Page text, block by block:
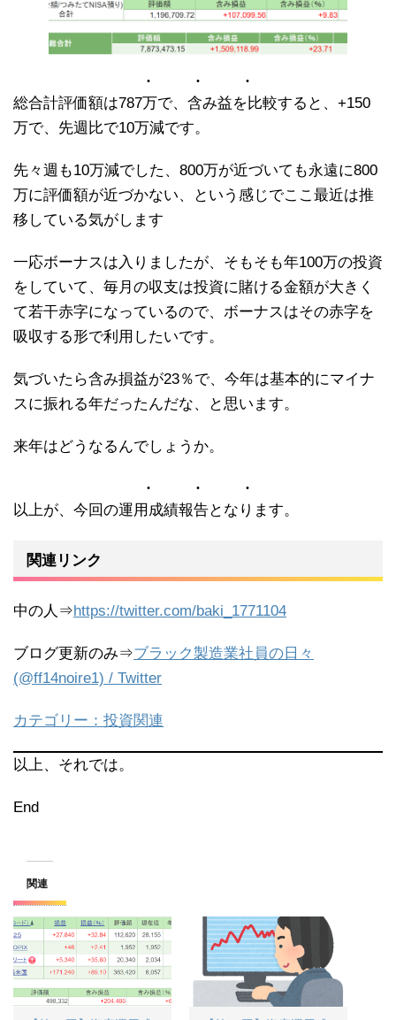
総合計評価額は787万で、含み益を比較すると、+150
万で、先週比で10万減です。
先々週も10万減でした、800万が近づいても永遠に800
万に評価額が近づかない、という感じでここ最近は推
移している気がします
一応ボーナスは入りましたが、そもそも年100万の投資
をしていて、毎月の収支は投資に賭ける金額が大きく
て若干赤字になっているので、ボーナスはその赤字を
吸収する形で利用したいです。
気づいたら含み損益が23％で、今年は基本的にマイナ
スに振れる年だったんだな、と思います。
来年はどうなるんでしょうか。
以上が、今回の運用成績報告となります。
関連リンク
中の人⇒https://twitter.com/baki_1771104
ブログ更新のみ⇒ブラック製造業社員の日々
(@ff14noire1) / Twitter
カテゴリー：投資関連
以上、それでは。
End
関連